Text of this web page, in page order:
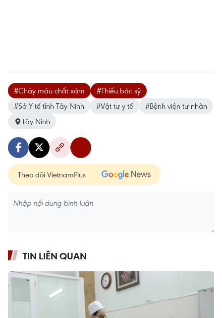
#Chảy máu chất xám
#Thiếu bác sỹ
#Sở Y tế tỉnh Tây Ninh
#Vật tư y tế
#Bệnh viện tư nhân
Tây Ninh
Theo dõi VietnamPlus
TIN LIÊN QUAN